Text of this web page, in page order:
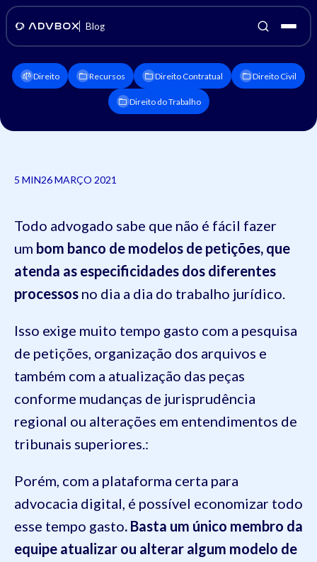
Blog
Direito Recursos Direito Contratual Direito Civil
Direito do Trabalho
5 MIN26 MARÇO 2021
Todo advogado sabe que não é fácil fazer
um bom banco de modelos de petições, que
atenda as especificidades dos diferentes
processos no dia a dia do trabalho jurídico.
Isso exige muito tempo gasto com a pesquisa
de petições, organização dos arquivos e
também com a atualização das peças
conforme mudanças de jurisprudência
regional ou alterações em entendimentos de
tribunais superiores.:
Porém, com a plataforma certa para
advocacia digital, é possível economizar todo
esse tempo gasto. Basta um único membro da
equipe atualizar ou alterar algum modelo de